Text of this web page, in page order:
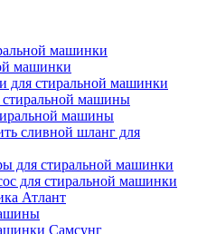
машинки
машинки
для стиральной машинки
стиральной машины
машины
сливной шланг для
для стиральной машинки
для стиральной машинки
Атлант
Самсунг